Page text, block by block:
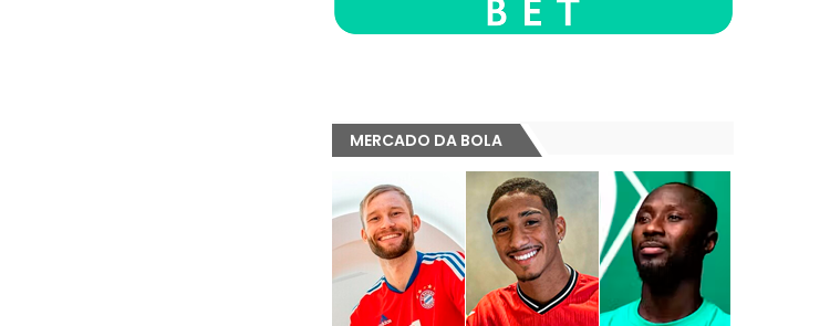
MERCADO DA BOLA